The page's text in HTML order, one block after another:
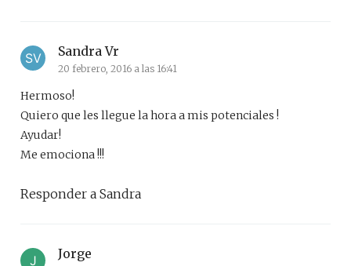
Sandra Vr
20 febrero, 2016 a las 16:41
Hermoso!
Quiero que les llegue la hora a mis potenciales !
Ayudar!
Me emociona !!!
Responder a Sandra
Jorge